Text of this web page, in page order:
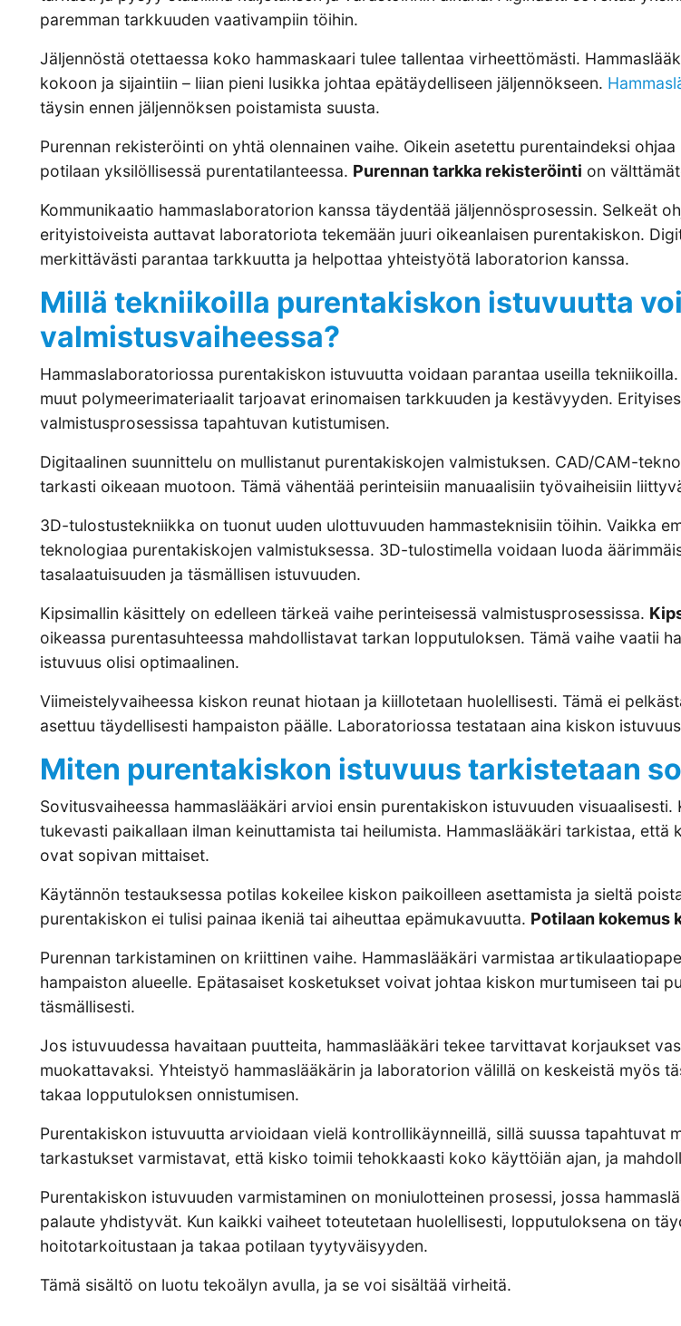
paremman tarkkuuden vaativampiin töihin.
Jäljennöstä otettaessa koko hammaskaari tulee tallentaa virheettömästi.
kokoon ja sijaintiin – liian pieni lusikka johtaa epätäydelliseen jäljennökseen.
täysin ennen jäljennöksen poistamista suusta.
Purennan rekisteröinti on yhtä olennainen vaihe. Oikein asetettu purentaindeksi
potilaan yksilöllisessä purentatilanteessa. Purennan tarkka rekisteröinti on
Kommunikaatio hammaslaboratorion kanssa täydentää jäljennösprosessin. Selkeät
erityistoiveista auttavat laboratoriota tekemään juuri oikeanlaisen purentakiskon.
merkittävästi parantaa tarkkuutta ja helpottaa yhteistyötä laboratorion kanssa.
Millä tekniikoilla purentakiskon istuvuutta
valmistusvaiheessa?
Hammaslaboratoriossa purentakiskon istuvuutta voidaan parantaa useilla
muut polymeerimateriaalit tarjoavat erinomaisen tarkkuuden ja kestävyyden.
valmistusprosessissa tapahtuvan kutistumisen.
Digitaalinen suunnittelu on mullistanut purentakiskojen valmistuksen. CAD/CAM-
tarkasti oikeaan muotoon. Tämä vähentää perinteisiin manuaalisiin työvaiheisiin
3D-tulostustekniikka on tuonut uuden ulottuvuuden hammasteknisiin töihin. Vaikka
teknologiaa purentakiskojen valmistuksessa. 3D-tulostimella voidaan luoda
tasalaatuisuuden ja täsmällisen istuvuuden.
Kipsimallin käsittely on edelleen tärkeä vaihe perinteisessä valmistusprosessissa.
oikeassa purentasuhteessa mahdollistavat tarkan lopputuloksen. Tämä vaihe vaatii
istuvuus olisi optimaalinen.
Viimeistelyvaiheessa kiskon reunat hiotaan ja kiillotetaan huolellisesti. Tämä ei
asettuu täydellisesti hampaiston päälle. Laboratoriossa testataan aina kiskon
Miten purentakiskon istuvuus tarkistetaan
Sovitusvaiheessa hammaslääkäri arvioi ensin purentakiskon istuvuuden
tukevasti paikallaan ilman keinuttamista tai heilumista. Hammaslääkäri tarkistaa,
ovat sopivan mittaiset.
Käytännön testauksessa potilas kokeilee kiskon paikoilleen asettamista ja sieltä
purentakiskon ei tulisi painaa ikeniä tai aiheuttaa epämukavuutta. Potilaan kokemus
Purennan tarkistaminen on kriittinen vaihe. Hammaslääkäri varmistaa
hampaiston alueelle. Epätasaiset kosketukset voivat johtaa kiskon murtumiseen tai
täsmällisesti.
Jos istuvuudessa havaitaan puutteita, hammaslääkäri tekee tarvittavat korjaukset
muokattavaksi. Yhteistyö hammaslääkärin ja laboratorion välillä on keskeistä myös
takaa lopputuloksen onnistumisen.
Purentakiskon istuvuutta arvioidaan vielä kontrollikäynneillä, sillä suussa tapahtuvat
tarkastukset varmistavat, että kisko toimii tehokkaasti koko käyttöiän ajan, ja
Purentakiskon istuvuuden varmistaminen on moniulotteinen prosessi, jossa
palaute yhdistyvät. Kun kaikki vaiheet toteutetaan huolellisesti, lopputuloksena on
hoitotarkoitustaan ja takaa potilaan tyytyväisyyden.
Tämä sisältö on luotu tekoälyn avulla, ja se voi sisältää virheitä.